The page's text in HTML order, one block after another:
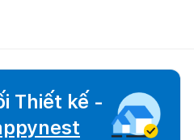
Thiết kế -